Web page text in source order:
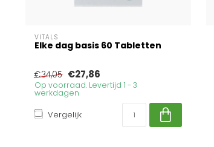
VITALS
Elke dag basis 60 Tabletten
€34,05 €27,86
Op voorraad. Levertijd 1 - 3
werkdagen
Vergelijk